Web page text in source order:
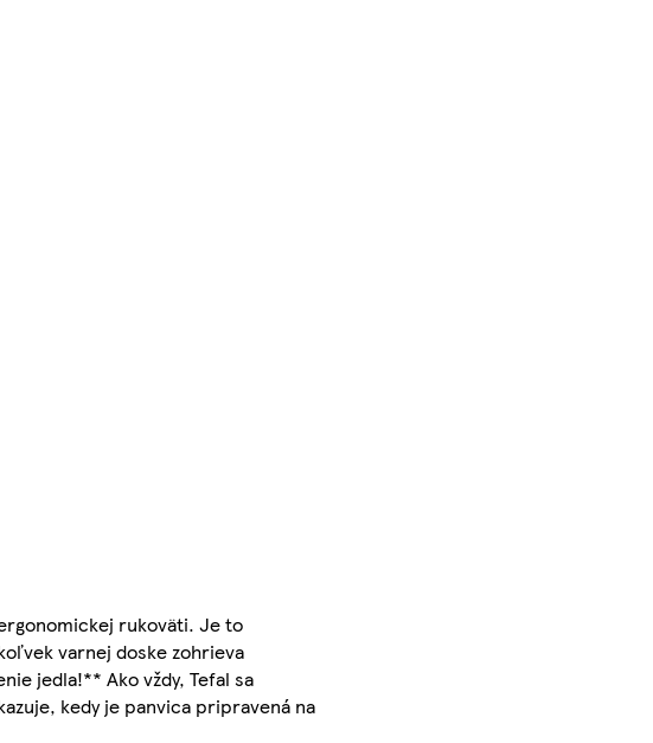
rukoväti. Je to
varnej doske zohrieva
jedla!** Ako vždy, Tefal sa
kedy je panvica pripravená na